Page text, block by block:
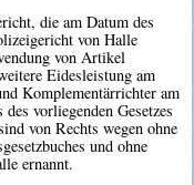
die am Datum des
von Halle
von Artikel
Eidesleistung am
Komplementärrichter am
vorliegenden Gesetzes
von Rechts wegen ohne
und ohne
ernannt.